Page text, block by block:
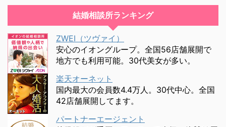
結婚相談所ランキング
ZWEI（ツヴァイ）
安心のイオングループ。全国56店舗展開で
地方でも利用可能。30代美女が多い。
楽天オーネット
国内最大の会員数4.4万人。30代中心。全国
42店舗展開してます。
パートナーエージェント